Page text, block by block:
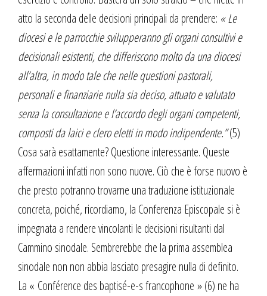
atto la seconda delle decisioni principali da prendere: « Le
diocesi e le parrocchie svilupperanno gli organi consultivi e
decisionali esistenti, che differiscono molto da una diocesi
all’altra, in modo tale che nelle questioni pastorali,
personali e finanziarie nulla sia deciso, attuato e valutato
senza la consultazione e l’accordo degli organi competenti,
composti da laici e clero eletti in modo indipendente.”(5)
Cosa sarà esattamente? Questione interessante. Queste
affermazioni infatti non sono nuove. Ciò che è forse nuovo è
che presto potranno trovarne una traduzione istituzionale
concreta, poiché, ricordiamo, la Conferenza Episcopale si è
impegnata a rendere vincolanti le decisioni risultanti dal
Cammino sinodale. Sembrerebbe che la prima assemblea
sinodale non non abbia lasciato presagire nulla di definito.
La « Conférence des baptisé-e-s francophone » (6) ne ha